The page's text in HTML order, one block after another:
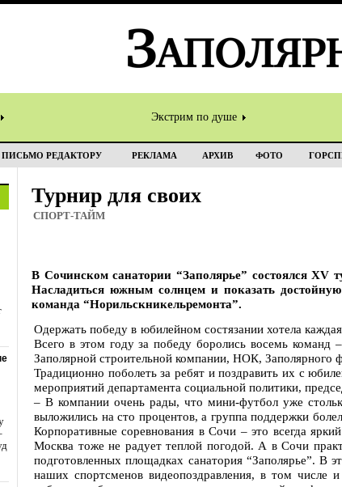
Экстрим по душе
ПИСЬМО РЕДАКТОРУ РЕКЛАМА АРХИВ ФОТО
Турнир для своих
СПОРТ-ТАЙМ
В Сочинском санатории “Заполярье” состоялся ХV
Насладиться южным солнцем и показать достойную
команда “Норильскникельремонта”.
Одержать победу в юбилейном состязании хотела
Всего в этом году за победу боролись восемь
Заполярной строительной компании, НОК, Заполярного
Традиционно поболеть за ребят и поздравить их с
мероприятий департамента социальной политики,
– В компании очень рады, что мини-футбол уже
выложились на сто процентов, а группа поддержки
Корпоративные соревнования в Сочи – это всегда
Москва тоже не радует теплой погодой. А в Сочи
подготовленных площадках санатория “Заполярье”. В
наших спортсменов видеопоздравления, в том числе